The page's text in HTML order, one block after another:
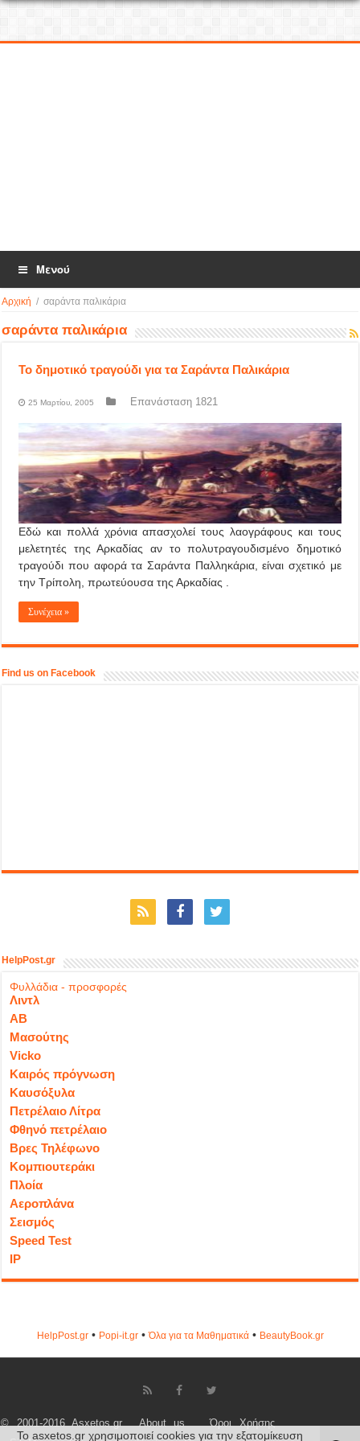
Μενού
Αρχική / σαράντα παλικάρια
σαράντα παλικάρια
Το δημοτικό τραγούδι για τα Σαράντα Παλικάρια
25 Μαρτίου, 2005 Επανάσταση 1821
Εδώ και πολλά χρόνια απασχολεί τους λαογράφους και τους
μελετητές της Αρκαδίας αν το πολυτραγουδισμένο δημοτικό
τραγούδι που αφορά τα Σαράντα Παλληκάρια, είναι σχετικό με
την Τρίπολη, πρωτεύουσα της Αρκαδίας .
Συνέχεια »
Find us on Facebook
HelpPost.gr
Φυλλάδια - προσφορές
Λιντλ
ΑΒ
Μασούτης
Vicko
Καιρός πρόγνωση
Καυσόξυλα
Πετρέλαιο Λίτρα
Φθηνό πετρέλαιο
Βρες Τηλέφωνο
Κομπιουτεράκι
Πλοία
Αεροπλάνα
Σεισμός
Speed Test
IP
HelpPost.gr• Popi-it.gr•Όλα για τα Μαθηματικά• ΒeautyΒook.gr
© 2001-2016 Asxetos.gr About us
Όροι Χρήσης
Το asxetos.gr χρησιμοποιεί cookies για την εξατομίκευση